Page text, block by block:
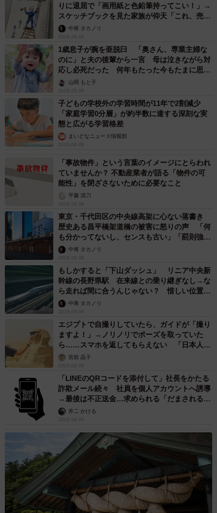
りに退屈で「画用紙と色鉛筆持ってこい！」→
スケッチブックを見た家族が仰天「これ、売れ
ますよ…」
中将 タカノリ
2026.08.06
1歳息子が腕を亜脱臼 「奥さん、専業主婦な
のに」と夫の後輩から一言 母は泣きながら対
応し必死だった 何年もたった今もたまに思い
出し…山岡 もと子
2026.08.06
子どもの学校外の学習時間が11年で2割減少
「家庭学習0分層」が約半数に達する深刻な実
態と広がる学習格差
まいどなニュース情報部
2026.08.06
「事故物件」という言葉のイメージにとらわれ
ていませんか？ 不動産業者が語る「物件の可
能性」を閉ざさないために必要なこと
平藤 清刀
2026.08.06
東京・千代田区の中央線高架に心ない落書き
歴史ある昌平橋架道橋の被害に怒りの声 「何
も分かってないし、センスも古い」「罰則強化
して」中将 タカノリ
2026.08.06
もしかすると「下山ダッシュ」 リニア中央新
幹線の長野県駅 在来線との乗り継ぎなし→な
ら走れば間に合うんじゃない？ 惜しい位置関
係が反響
中将 タカノリ
2026.08.06
エジプトで自撮りしていたら、ガイドが「撮り
ますよ！」→ノリノリでポーズを取っていた
ら……スマホを返してもらえない 「日本人は
カモ代表かも」「私は6時間で3万円払った」
宮前 晶子
2026.08.06
「LINEのQRコードを添付して」社長をかたる
詐欺メール続々 社員を個人アカウントへ誘導
→最後は不正送金…求められる「だまされる前
提」の対策
井二 かける
2026.08.06